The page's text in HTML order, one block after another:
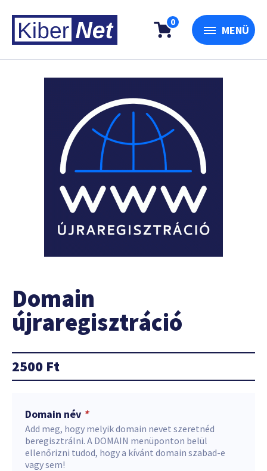
0
MENÜ
Domain
újraregisztráció
2500 Ft
Domain név *
Add meg, hogy melyik domain nevet szeretnéd
beregisztrálni. A DOMAIN menüponton belül
ellenőrizni tudod, hogy a kívánt domain szabad-e
vagy sem!